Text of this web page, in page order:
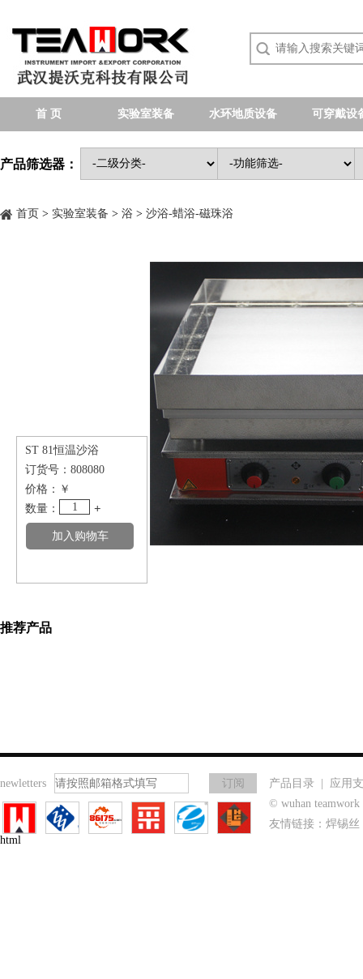
首 页 实验室装备 水环地质设备 可穿戴设
产品筛选器：
首页 > 实验室装备 > 浴 > 沙浴-蜡浴-磁珠浴
ST 81恒温沙浴
订货号： 808080
价格： ￥
数量：
1 +
推荐产品
newletters 产品目录
应用
© wuhan
友情链接： 焊锡丝
html